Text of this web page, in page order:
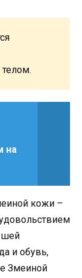
на
кожи –
и обувь,
Змеиной